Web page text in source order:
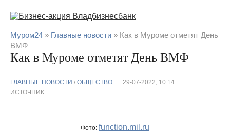
Муром24 » Главные новости » Как в Муроме отметят День
ВМФ
Как в Муроме отметят День ВМФ
ГЛАВНЫЕ НОВОСТИ / ОБЩЕСТВО
29-07-2022, 10:14
ИСТОЧНИК:
Фото: function.mil.ru